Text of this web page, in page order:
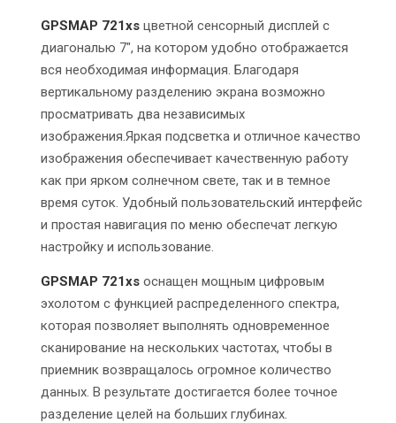
GPSMAP 721xs цветной сенсорный дисплей с
диагональю 7", на котором удобно отображается
вся необходимая информация. Благодаря
вертикальному разделению экрана возможно
просматривать два независимых
изображения.Яркая подсветка и отличное качество
изображения обеспечивает качественную работу
как при ярком солнечном свете, так и в темное
время суток. Удобный пользовательский интерфейс
и простая навигация по меню обеспечат легкую
настройку и использование.
GPSMAP 721xs оснащен мощным цифровым
эхолотом с функцией распределенного спектра,
которая позволяет выполнять одновременное
сканирование на нескольких частотах, чтобы в
приемник возвращалось огромное количество
данных. В результате достигается более точное
разделение целей на больших глубинах.